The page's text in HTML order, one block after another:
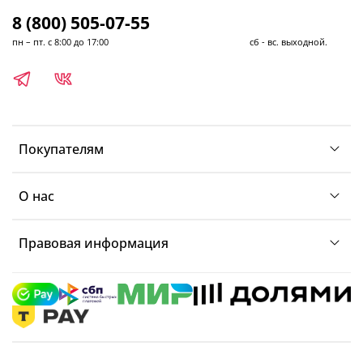
Покупателям
О нас
Правовая информация
8 (800) 505-07-55
пн – пт. с 8:00 до 17:00 сб - вс. выходной.